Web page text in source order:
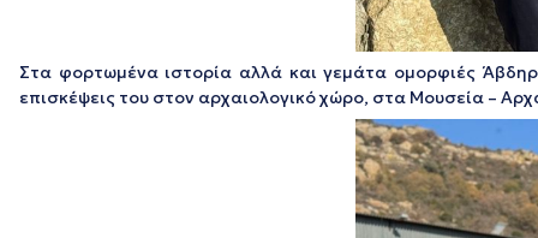
Στα φορτωμένα ιστορία αλλά και γεμάτα ομορφιές
επισκέψεις του στον αρχαιολογικό χώρο, στα Μουσεία –